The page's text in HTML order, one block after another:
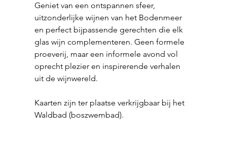
Geniet van een ontspannen sfeer,
uitzonderlijke wijnen van het Bodenmeer
en perfect bijpassende gerechten die elk
glas wijn complementeren. Geen formele
proeverij, maar een informele avond vol
oprecht plezier en inspirerende verhalen
uit de wijnwereld.
Kaarten zijn ter plaatse verkrijgbaar bij het
Waldbad (boszwembad).